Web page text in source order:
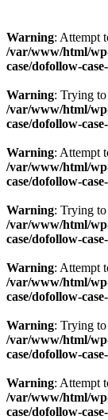
Warning: Attempt
/var/www/html/
case/dofollow-
Warning: Trying
/var/www/html/
case/dofollow-
Warning: Attempt
/var/www/html/
case/dofollow-
Warning: Trying
/var/www/html/
case/dofollow-
Warning: Attempt
/var/www/html/
case/dofollow-
Warning: Trying
/var/www/html/
case/dofollow-
Warning: Attempt
/var/www/html/
case/dofollow-